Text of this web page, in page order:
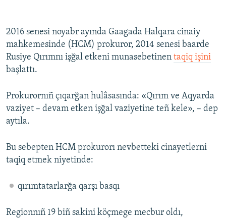
2016 senesi noyabr ayında Gaagada Halqara cinaiy
mahkemesinde (HCM) prokuror, 2014 senesi baarde
Rusiye Qırımnı işğal etkeni munasebetinen taqiq işini
başlattı.
Prokurornıñ çıqarğan hulâsasında: «Qırım ve Aqyarda
vaziyet – devam etken işğal vaziyetine teñ kele», – dep
aytıla.
Bu sebepten HCM prokurorı nevbetteki cinayetlerni
taqiq etmek niyetinde:
qırımtatarlarğa qarşı basqı
Regionnıñ 19 biñ sakini köçmege mecbur oldı,